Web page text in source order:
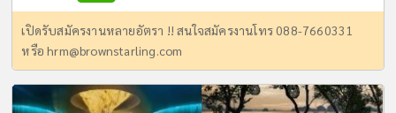
เปิดรับสมัครงานหลายอัตรา !! สนใจสมัครงานโทร 088-7660331
หรือhrm@brownstarling.com